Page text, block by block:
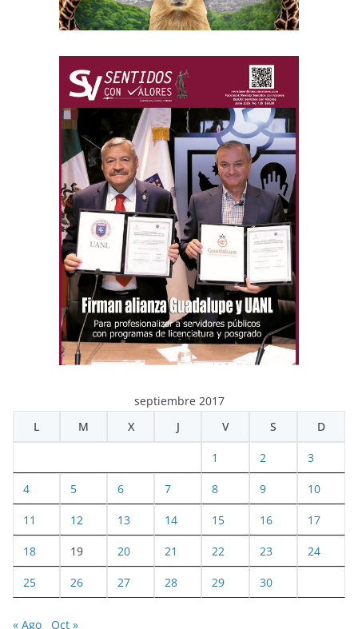
septiembre 2017
L
M X J V S D
1 2 3
4 5 6 7 8 9 10
11 12 13 14 15 16 17
18 19 20 21 22 23 24
25 26 27 28 29 30
« Ago Oct »